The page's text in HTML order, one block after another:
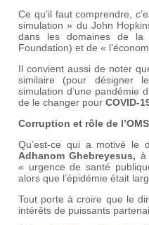
Ce qu’il faut comprendre,
simulation » du John
dans les domaines de
Foundation) et de «
Il convient aussi de noter
similaire (pour désigner
simulation d’une pandémie
de le changer pour COVID-
Corruption et rôle de l’OMS
Qu’est-ce qui a motivé le
Adhanom Ghebreyesus, à
« urgence de santé
alors que l’épidémie était
Tout porte à croire que le
intérêts de puissants